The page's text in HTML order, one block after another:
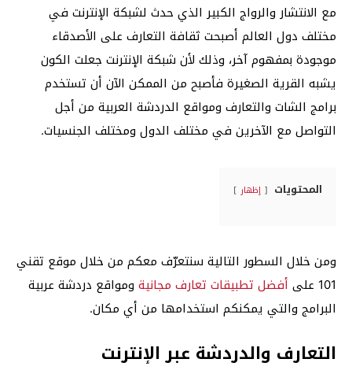
مع الانتشار والرواج الكبير الذي حدث لشبكة الإنترنت في
مختلف دول العالم أصبحت ثقافة التعارف على الأصدقاء
موجودة بمفهوم آخر، وذلك لأن شبكة الإنترنت جعلت الكون
يشبه القرية الصغيرة فأصبح من الممكن الآن أن تستخدم
برامج الشات والتعارف ومواقع الدردشة العربية من أجل
التواصل مع الآخرين في مختلف الدول ومختلف الجنسيات.
المحتويات إظهار
ومن خلال السطور التالية سنتعرّف معكم من خلال موقع تقني
101 على
أفضل تطبيقات تعارف مجانية ومواقع دردشة عربية
البرامج والتي يمكنكم استخدامها من أي مكان.
التعارف والدردشة عبر الإنترنت